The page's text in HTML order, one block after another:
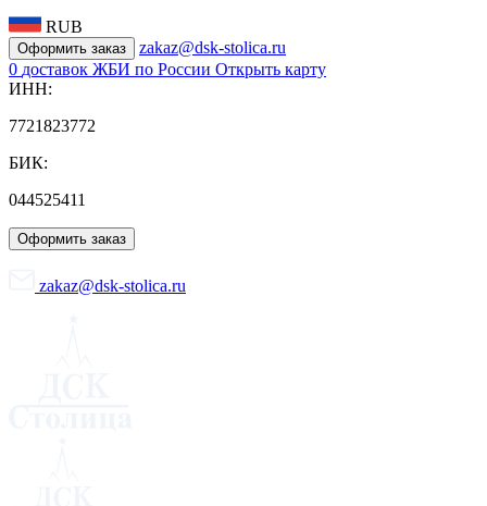
RUB
Оформить заказ
zakaz@dsk-stolica.ru
0 доставок ЖБИ по России Открыть карту
ИНН:
7721823772
БИК:
044525411
Оформить заказ
zakaz@dsk-stolica.ru